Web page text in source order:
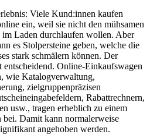
Viele Kund:innen kaufen
ein, weil sie nicht den mühsamen
im Laden durchlaufen wollen. Aber
es Stolpersteine geben, welche die
stark schmälern können. Der
entscheidend. Online-Einkaufswagen
wie Katalogverwaltung,
zielgruppenpräzisen
Rabattrechnern,
usw., tragen erheblich zu einem
bei. Damit kann normalerweise
angehoben werden.